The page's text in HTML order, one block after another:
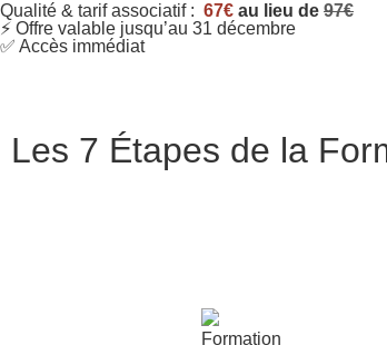
Qualité & tarif associatif : 67€ au lieu de 97€
⚡ Offre valable jusqu’au 31 décembre
✅ Accès immédiat
Les 7 Étapes de la